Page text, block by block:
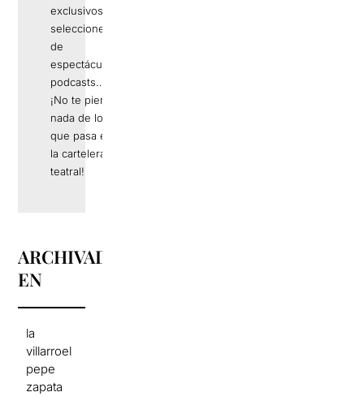
exclusivos,
selecciones
de
espectáculos,
podcasts…
¡No te pierdas
nada de lo
que pasa en
la cartelera
teatral!
ARCHIVADO
EN
la
villarroel
pepe
zapata